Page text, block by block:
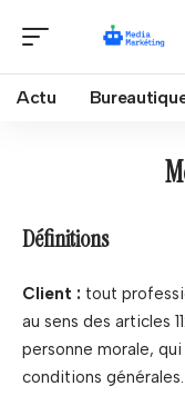
Actu
Définitions
Client : tout
au sens des articles
personne morale,
conditions générales.